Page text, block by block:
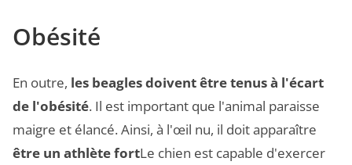
Obésité
En outre, les beagles doivent être tenus à l'écart
de l'obésité. Il est important que l'animal paraisse
maigre et élancé. Ainsi, à l'œil nu, il doit apparaître
être un athlète fortLe chien est capable d'exercer